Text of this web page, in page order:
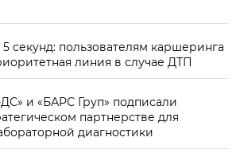
секунд: пользователям каршеринга
линия в случае ДТП
и «БАРС Груп» подписали
партнерстве для
диагностики